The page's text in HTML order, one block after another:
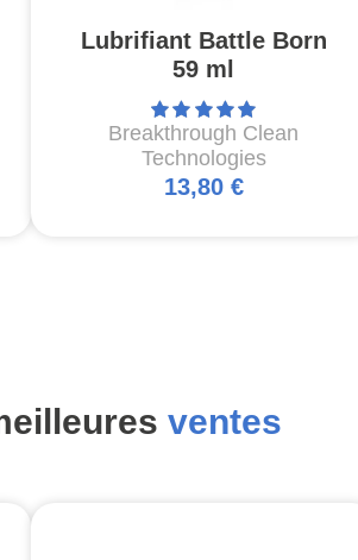
Lubrifiant Battle Born
59 ml
Breakthrough Clean
Technologies
13,80 €
ventes